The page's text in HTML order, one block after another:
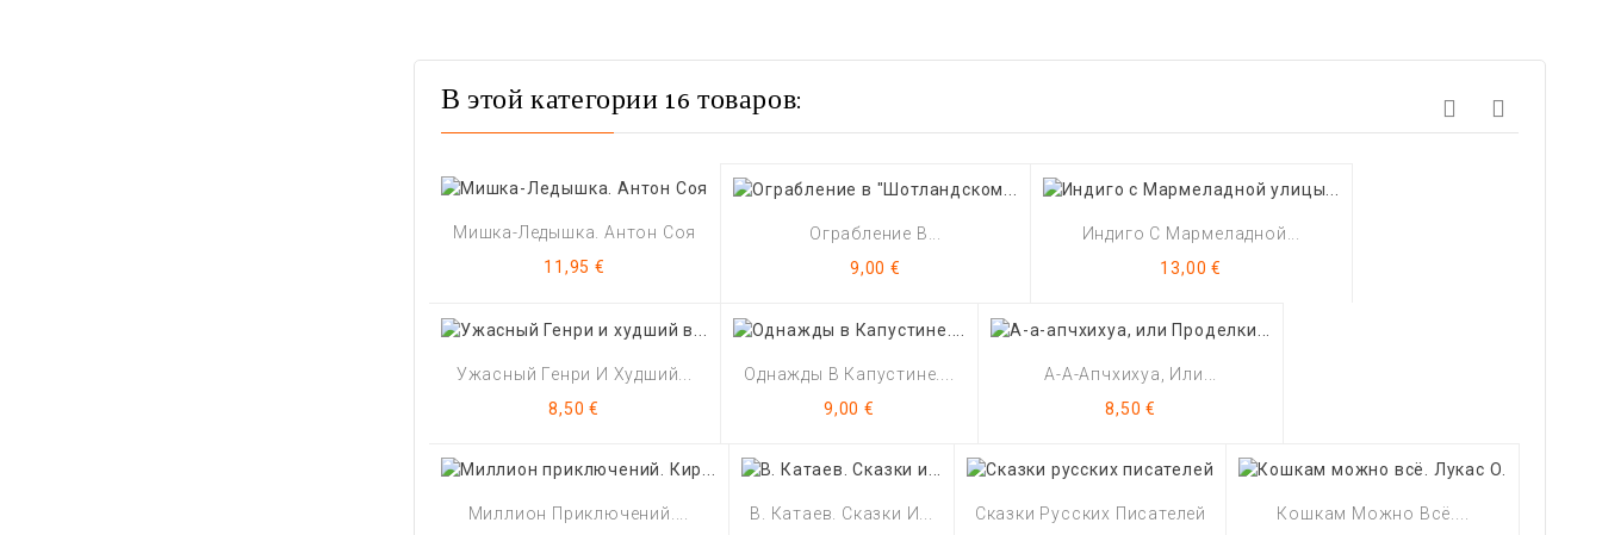
В этой категории 16 товаров:
Мишка-Ледышка. Антон Соя
Цена
11,95 €
Ограбление В...
Цена
9,00 €
Индиго С Мармеладной...
Цена
13,00 €
Ужасный Генри И Худший...
Цена
8,50 €
Однажды В Капустине....
Цена
9,00 €
А-А-Апчхихуа, Или...
Цена
8,50 €
Миллион Приключений....
В. Катаев. Сказки И...
Сказки Русских Писателей
Кошкам Можно Всё....